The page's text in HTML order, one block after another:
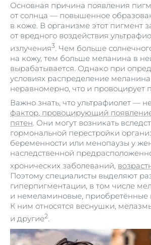
Основная причина появления
от солнца — повышенное
в коже. В организме этот пигмент
от вредного воздействия
излучения3. Чем больше
на кожу, тем больше меланина в
вырабатывается. Однако при
условиях распределение
неравномерно, что и провоцирует
Важно знать, что ультрафиолет —
фактор, провоцирующий
пятен. Они могут возникать
гормональной перестройки
беременности или менопаузы у
наследственной
хронических заболеваний,
Поэтому специалисты выделяют
гиперпигментации, в том числе
и немеламиновые, приобретённые
К ним относятся веснушки,
и другие2.